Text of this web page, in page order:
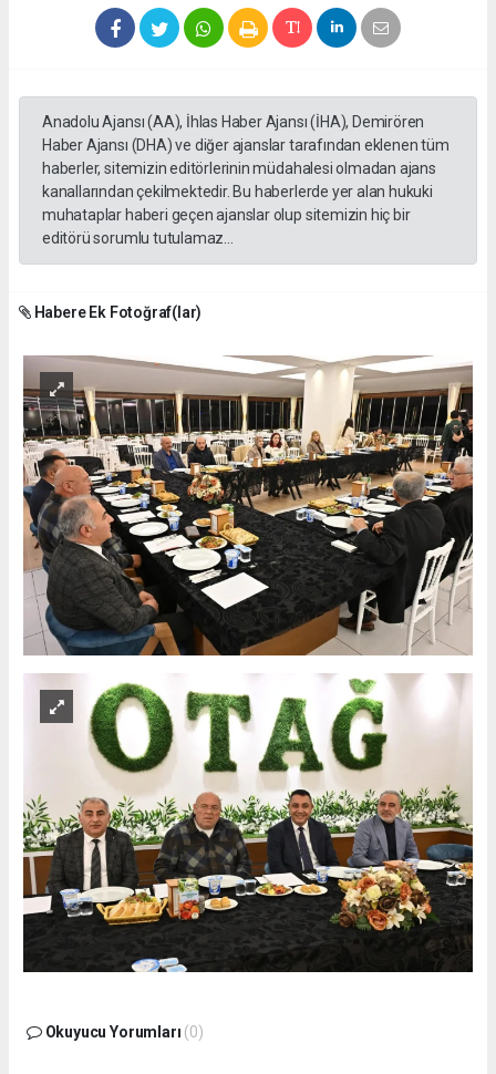
Anadolu Ajansı (AA), İhlas Haber Ajansı (İHA), Demirören
Haber Ajansı (DHA) ve diğer ajanslar tarafından eklenen tüm
haberler, sitemizin editörlerinin müdahalesi olmadan ajans
kanallarından çekilmektedir. Bu haberlerde yer alan hukuki
muhataplar haberi geçen ajanslar olup sitemizin hiç bir
editörü sorumlu tutulamaz...
Habere Ek Fotoğraf(lar)
Okuyucu Yorumları (0)